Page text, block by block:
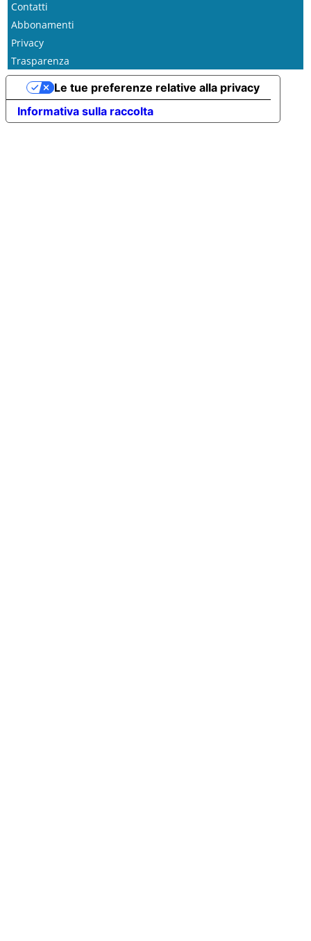
Contatti
Abbonamenti
Privacy
Trasparenza
Informativa sulla raccolta
Le tue preferenze relative alla privacy